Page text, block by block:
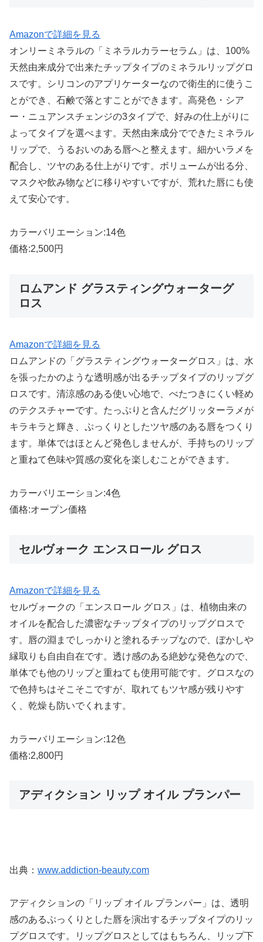
Amazonで詳細を見る
オンリーミネラルの「ミネラルカラーセラム」は、100%
天然由来成分で出来たチップタイプのミネラルリップグロ
スです。シリコンのアプリケーターなので衛生的に使うこ
とができ、石鹸で落とすことができます。高発色・シア
ー・ニュアンスチェンジの3タイプで、好みの仕上がりに
よってタイプを選べます。天然由来成分でできたミネラル
リップで、うるおいのある唇へと整えます。細かいラメを
配合し、ツヤのある仕上がりです。ボリュームが出る分、
マスクや飲み物などに移りやすいですが、荒れた唇にも使
えて安心です。
カラーバリエーション:14色
価格:2,500円
ロムアンド グラスティングウォーターグ
ロス
Amazonで詳細を見る
ロムアンドの「グラスティングウォーターグロス」は、水
を張ったかのような透明感が出るチップタイプのリップグ
ロスです。清涼感のある使い心地で、べたつきにくい軽め
のテクスチャーです。たっぷりと含んだグリッターラメが
キラキラと輝き、ぷっくりとしたツヤ感のある唇をつくり
ます。単体ではほとんど発色しませんが、手持ちのリップ
と重ねて色味や質感の変化を楽しむことができます。
カラーバリエーション:4色
価格:オープン価格
セルヴォーク エンスロール グロス
Amazonで詳細を見る
セルヴォークの「エンスロール グロス」は、植物由来の
オイルを配合した濃密なチップタイプのリップグロスで
す。唇の淵までしっかりと塗れるチップなので、ぼかしや
縁取りも自由自在です。透け感のある絶妙な発色なので、
単体でも他のリップと重ねても使用可能です。グロスなの
で色持ちはそこそこですが、取れてもツヤ感が残りやす
く、乾燥も防いでくれます。
カラーバリエーション:12色
価格:2,800円
アディクション リップ オイル プランパー
出典： www.addiction-beauty.com
アディクションの「リップ オイル プランパー」は、透明
感のあるぷっくりとした唇を演出するチップタイプのリッ
プグロスです。リップグロスとしてはもちろん、リップ下